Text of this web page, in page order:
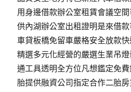
用身邊借款辦公室租賃會議空
供內湖辦公室出租證明是來借
車貸板橋免留車嚴格安全放款
精選多元化經營的嚴選生業吊
通工具透明全方位凡想鑑定免
胎提供融資公司指定合作二胎